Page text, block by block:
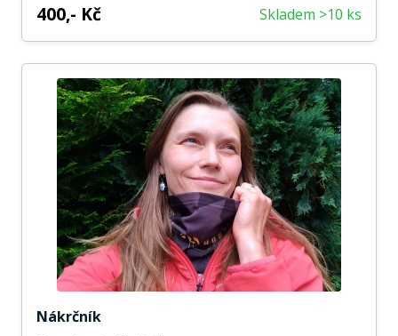
400,- Kč Skladem >10 ks
Nákrčník